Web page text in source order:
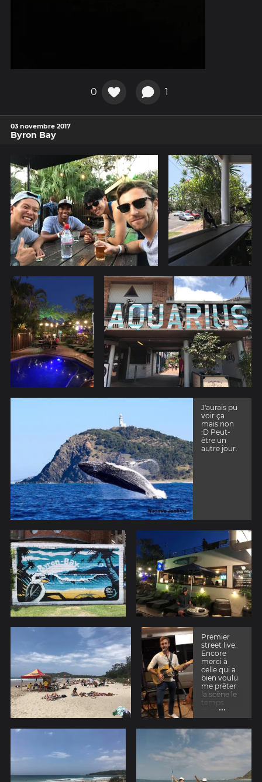
0 1
03 novembre 2017
Byron Bay
J'aurais pu
voir ça
mais non
:D Peut-
être un
autre jour.
Premier
street live.
Encore
merci à
celle qui a
bien voulu
me prêter
la scène le
temps
d'une
chanson.
...